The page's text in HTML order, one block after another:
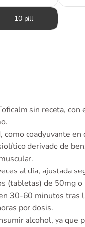
10 pill
sin receta,
coadyuvante en
derivado de
al día, ajustada
(tabletas) de 50mg
30-60 minutos tras
por dosis.
alcohol, ya que